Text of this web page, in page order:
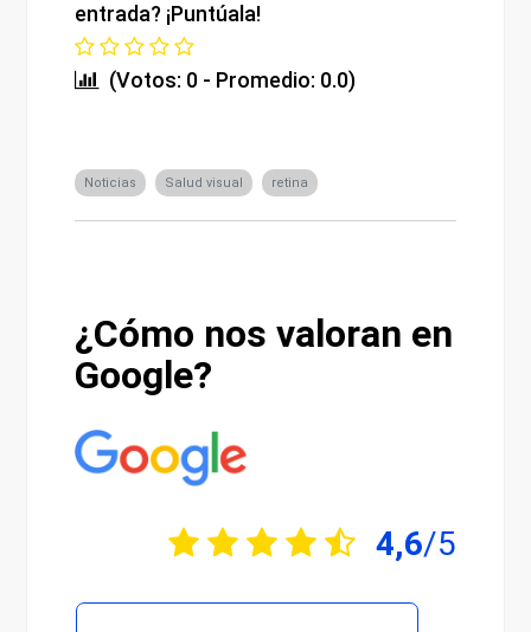
entrada? ¡Puntúala!
(Votos: 0 - Promedio: 0.0)
Noticias Salud visual retina
¿Cómo nos valoran en
Google?
4,6/5